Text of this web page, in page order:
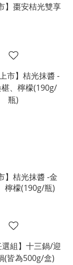
】棗安桔光雙享
】桔光抹醬 -金
檸檬(190g/瓶)